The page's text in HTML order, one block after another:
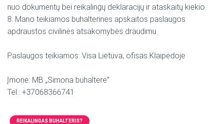
nuo dokumentų bei reikalingų deklaracijų ir ataskaitų kiekio.
8. Mano teikiamos buhalterinės apskaitos paslaugos
apdraustos civilinės atsakomybės draudimu.
Paslaugos teikiamos: Visa Lietuva, ofisas Klaipėdoje
Įmonė: MB „Simona buhalterė”
Tel.: +37068366741
REIKALINGAS BUHALTERIS?